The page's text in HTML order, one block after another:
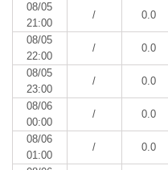
08/05
21:00
/ 0.0
08/05
22:00
/ 0.0
08/05
23:00
/ 0.0
08/06
00:00
/ 0.0
08/06
01:00
/ 0.0